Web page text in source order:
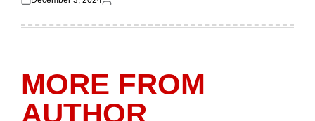
Posted
Posted
MORE FROM
AUTHOR